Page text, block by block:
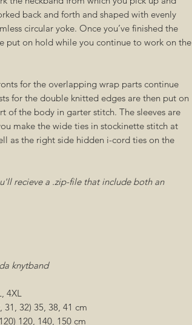
back and forth and shaped with evenly
circular yoke. Once you’ve finished the
put on hold while you continue to work on the
for the overlapping wrap parts continue
for the double knitted edges are then put on
of the body in garter stitch. The sleeves are
make the wide ties in stockinette stitch at
as the right side hidden i-cord ties on the
recieve a .zip-file that include both an
knytband
4XL
32) 35, 38, 41 cm
120, 140, 150 cm